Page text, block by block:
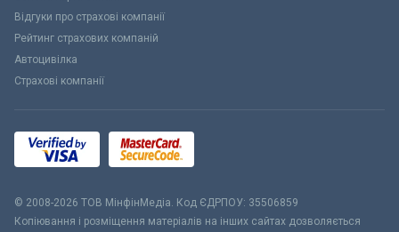
Відгуки про страхові компанії
Рейтинг страхових компаній
Автоцивілка
Страхові компанії
© 2008-2026 ТОВ МiнфiнМедiа. Код ЄДРПОУ: 35506859
Копіювання і розміщення матеріалів на інших сайтах дозволяється